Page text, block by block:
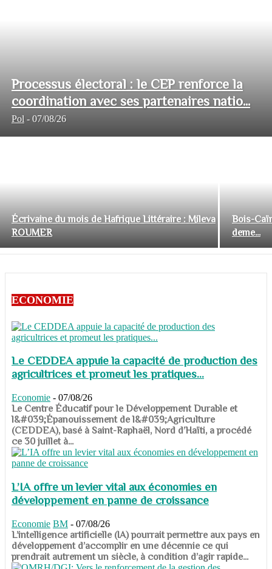
Processus électoral : le CEP renforce la
coordination avec ses partenaires natio...
Pol - 07/08/26
Écrivaine du mois de Hafrique Littéraire : Mileva
ROUMER
Bois-
deme...
ECONOMIE
Le CEDDEA appuie la capacité de production des
agricultrices et promeut les pratiques...
Economie - 07/08/26
​​​​​​​Le Centre Éducatif pour le Développement Durable et
l&#039;Épanouissement de l&#039;Agriculture
(CEDDEA), basé à Saint-Raphaël, Nord d’Haïti, a procédé
ce 30 juillet à...
L’IA offre un levier vital aux économies en
développement en panne de croissance
Economie BM - 07/08/26
​​​​​​​L’intelligence artificielle (IA) pourrait permettre aux pays en
développement d’accomplir en une décennie ce qui
prendrait autrement un siècle, à condition d’agir rapide...